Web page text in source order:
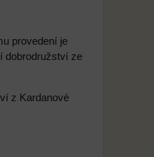
provedení je
dobrodružství ze
z Kardanové